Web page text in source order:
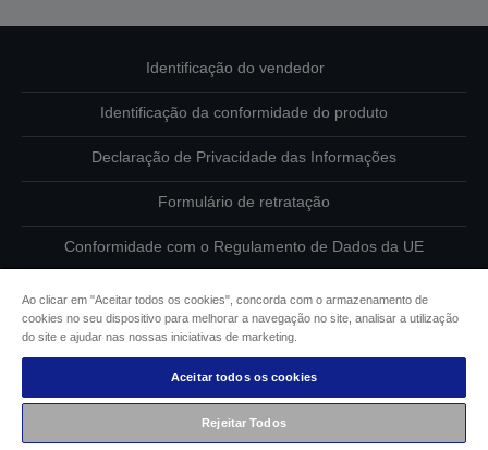
Identificação do vendedor
Identificação da conformidade do produto
Declaração de Privacidade das Informações
Formulário de retratação
Conformidade com o Regulamento de Dados da UE
Informações sobre cookies
Compromisso da Epson para com a acessibilidade
Copyright © 2026 Seiko Epson
Ao clicar em "Aceitar todos os cookies", concorda com o armazenamento de
cookies no seu dispositivo para melhorar a navegação no site, analisar a utilização
do site e ajudar nas nossas iniciativas de marketing.
Aceitar todos os cookies
Rejeitar Todos